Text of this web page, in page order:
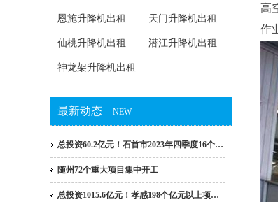
恩施升降机出租 天门升降机出租
仙桃升降机出租 潜江升降机出租
神龙架升降机出租
最新动态 NEW
总投资60.2亿元！石首市2023年四季度16个…
随州72个重大项目集中开工
总投资1015.6亿元！孝感198个亿元以上项…
高
作